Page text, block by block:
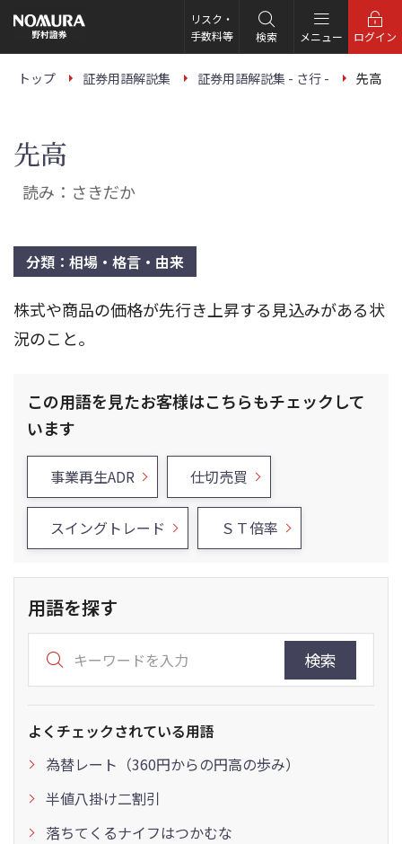
の
ー
リスク・
手数料等
検索 メニュー ログイン
トップ 証券用語解説集 証券用語解説集 - さ行 - 先高
先高
読み：さきだか
分類：相場・格言・由来
株式や商品の価格が先行き上昇する見込みがある状
況のこと。
この用語を見たお客様はこちらもチェックして
います
事業再生ADR 仕切売買
スイングトレード ＳＴ倍率
用語を探す
検索
よくチェックされている用語
為替レート（360円からの円高の歩み）
半値八掛け二割引
落ちてくるナイフはつかむな